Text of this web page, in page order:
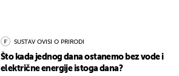
SUSTAV OVISI O PRIRODI
Što kada jednog dana ostanemo bez vode i
električne energije istoga dana?